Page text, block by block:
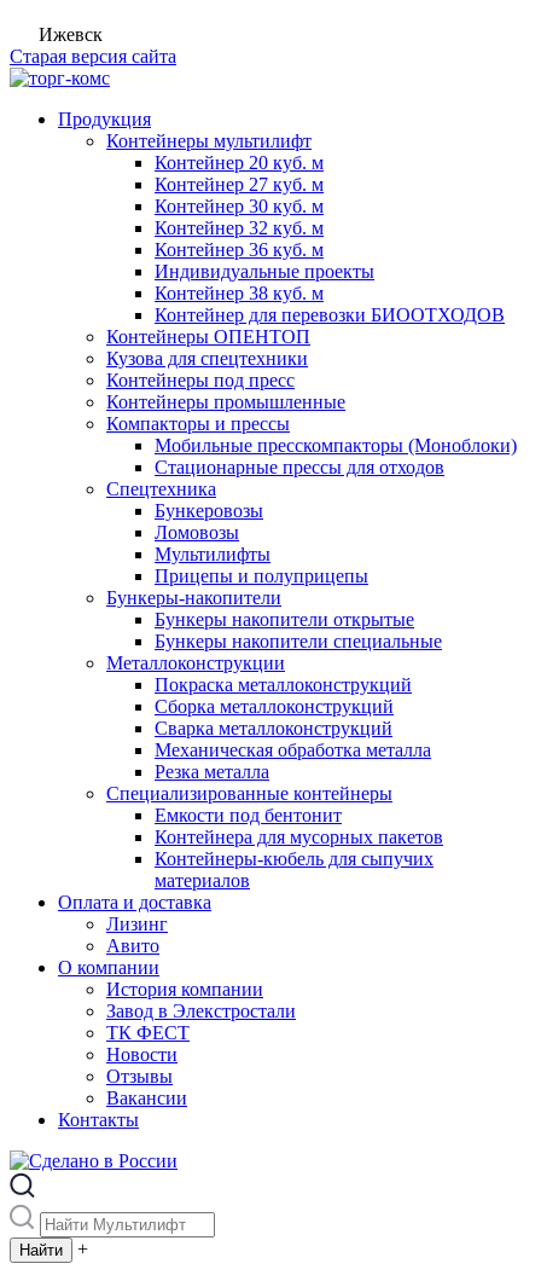
Ижевск
Старая версия сайта
Продукция
Контейнеры мультилифт
Контейнер 20 куб. м
Контейнер 27 куб. м
Контейнер 30 куб. м
Контейнер 32 куб. м
Контейнер 36 куб. м
Индивидуальные проекты
Контейнер 38 куб. м
Контейнер для перевозки БИООТХОДОВ
Контейнеры ОПЕНТОП
Кузова для спецтехники
Контейнеры под пресс
Контейнеры промышленные
Компакторы и прессы
Мобильные пресскомпакторы (Моноблоки)
Стационарные прессы для отходов
Спецтехника
Бункеровозы
Ломовозы
Мультилифты
Прицепы и полуприцепы
Бункеры-накопители
Бункеры накопители открытые
Бункеры накопители специальные
Металлоконструкции
Покраска металлоконструкций
Сборка металлоконструкций
Сварка металлоконструкций
Механическая обработка металла
Резка металла
Специализированные контейнеры
Емкости под бентонит
Контейнера для мусорных пакетов
Контейнеры-кюбель для сыпучих
материалов
Оплата и доставка
Лизинг
Авито
О компании
История компании
Завод в Элекстростали
ТК ФЕСТ
Новости
Отзывы
Вакансии
Контакты
+